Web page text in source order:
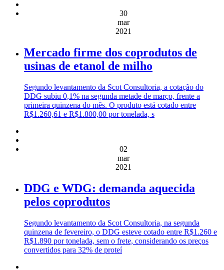
30
mar
2021
Mercado firme dos coprodutos de
usinas de etanol de milho
Segundo levantamento da Scot Consultoria, a cotação do
DDG subiu 0,1% na segunda metade de março, frente a
primeira quinzena do mês. O produto está cotado entre
R$1.260,61 e R$1.800,00 por tonelada, s
02
mar
2021
DDG e WDG: demanda aquecida
pelos coprodutos
Segundo levantamento da Scot Consultoria, na segunda
quinzena de fevereiro, o DDG esteve cotado entre R$1.260 e
R$1.890 por tonelada, sem o frete, considerando os preços
convertidos para 32% de proteí